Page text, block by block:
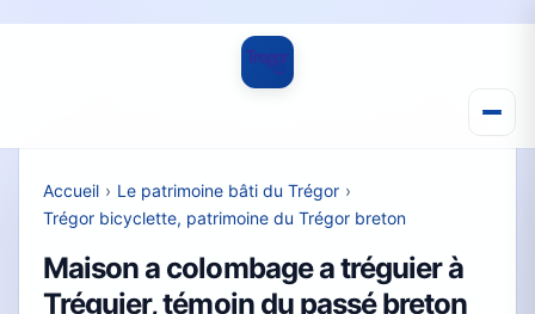
Accueil › Le patrimoine bâti du Trégor ›
Trégor bicyclette, patrimoine du Trégor breton
Maison a colombage a tréguier à
Tréguier, témoin du passé breton